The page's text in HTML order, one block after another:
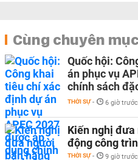
Cùng chuyên mục
Quốc hội:
án phục vụ
chính sách
THỜI SỰ - 6 giờ trước
Kiến nghị
động công
THỜI SỰ - 9 giờ trước